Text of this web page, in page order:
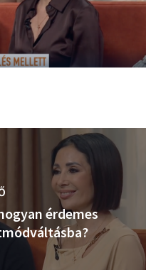
érdemes